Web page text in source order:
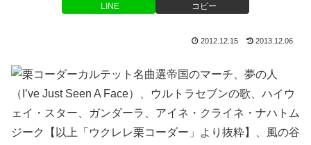
LINE コピー
2012.12.15 2013.12.06
帝国のマーチ、夢の人
（I’ve Just Seen A Face）、ウルトラセブンの歌、ハイウ
ェイ・スター、ガンダーラ、アイネ・クライネ・ナハトム
ジーク【以上「ウクレレ栗コーダー」より抜粋】、風の谷